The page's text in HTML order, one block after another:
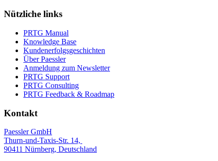
Nützliche links
PRTG Manual
Knowledge Base
Kundenerfolgsgeschichten
Über Paessler
Anmeldung zum Newsletter
PRTG Support
PRTG Consulting
PRTG Feedback & Roadmap
Kontakt
Paessler GmbH
Thurn-und-Taxis-Str. 14,
90411 Nürnberg, Deutschland